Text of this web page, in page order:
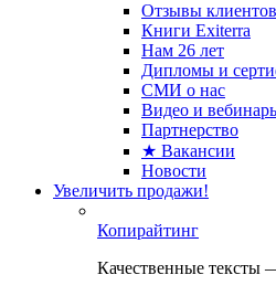
Отзывы клиентов
Книги Exiterra
Нам 26 лет
Дипломы и
СМИ о нас
Видео и
Партнерство
★ Вакансии
Новости
Увеличить продажи!
Копирайтинг
Качественные тексты